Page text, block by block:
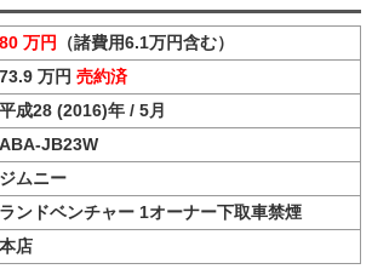
80 万円 （諸費用6.1万円含む）
73.9 万円 売約済
平成28 (2016)年 / 5月
ABA-JB23W
ジムニー
ランドベンチャー 1オーナー下取車禁煙
本店